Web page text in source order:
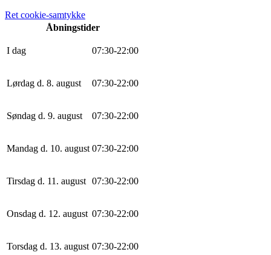
Ret cookie-samtykke
Åbningstider
I dag 07:30-22:00
Lørdag d. 8. august 07:30-22:00
Søndag d. 9. august 07:30-22:00
Mandag d. 10. august 07:30-22:00
Tirsdag d. 11. august 07:30-22:00
Onsdag d. 12. august 07:30-22:00
Torsdag d. 13. august 07:30-22:00